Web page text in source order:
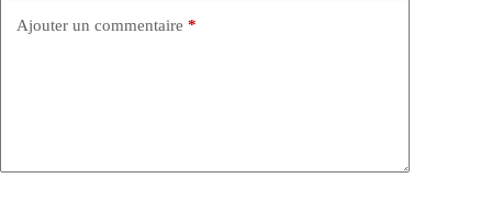
Ajouter un commentaire *